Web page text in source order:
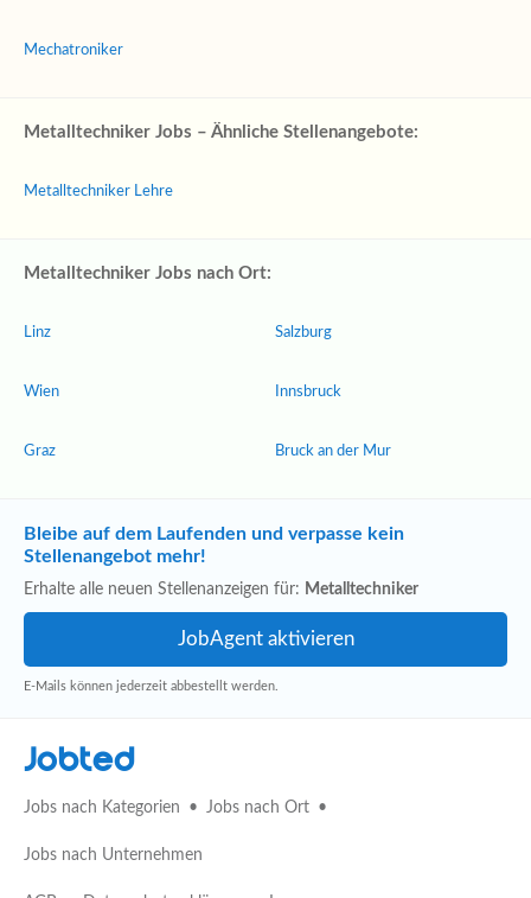
Mechatroniker
Metalltechniker Jobs – Ähnliche Stellenangebote:
Metalltechniker Lehre
Metalltechniker Jobs nach Ort:
Linz
Wien
Graz
Salzburg
Innsbruck
Bruck an der Mur
Bleibe auf dem Laufenden und verpasse kein
Stellenangebot mehr!
Erhalte alle neuen Stellenanzeigen für: Metalltechniker
E-Mails können jederzeit abbestellt werden.
Jobted
Jobs nach Kategorien Jobs nach Ort
Jobs nach Unternehmen